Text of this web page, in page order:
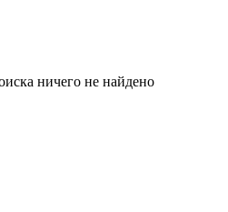
ничего не найдено